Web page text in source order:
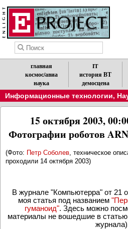
главная
космос/авиа
наука
IT
история ВТ
демосцена
Информационные технологии,
15 октября 2003,
Фотографии роботов
(Фото: Петр Соболев , техническое
проходили 14 октября 2003)
В журнале "Компьютерра" от 21
моя статья под названием
гуманоид". Здесь можно
материалы не вошедшие в